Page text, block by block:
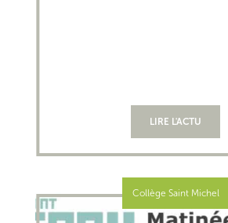
LIRE L'ACTU
Collège Saint Michel